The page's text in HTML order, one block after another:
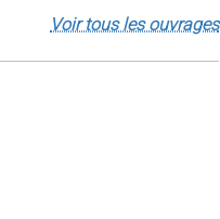
Voir tous les ouvrages